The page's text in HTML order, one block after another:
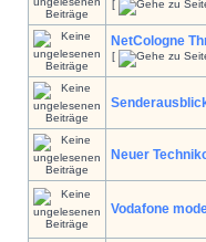
[
NetCologne
[
Neuer
Vodafone